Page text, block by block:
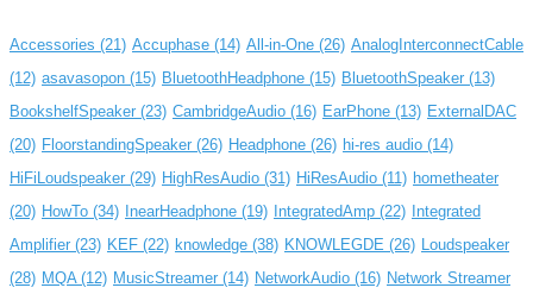
Accessories (21) Accuphase (14) All-in-One (26) AnalogInterconnectCable
(12) asavasopon (15) BluetoothHeadphone (15) BluetoothSpeaker (13)
BookshelfSpeaker (23) CambridgeAudio (16) EarPhone (13) ExternalDAC
(20) FloorstandingSpeaker (26) Headphone (26) hi-res audio (14)
HiFiLoudspeaker (29) HighResAudio (31) HiResAudio (11) hometheater
(20) HowTo (34) InearHeadphone (19) IntegratedAmp (22)
Integrated
Amplifier (23) KEF (22) knowledge (38) KNOWLEGDE (26) Loudspeaker
(28) MQA(12) MusicStreamer (14) NetworkAudio (16) Network Streamer